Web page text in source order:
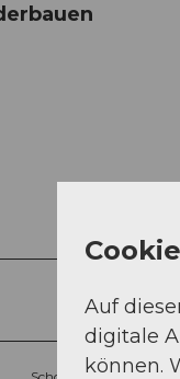
Auf
digitale
können.